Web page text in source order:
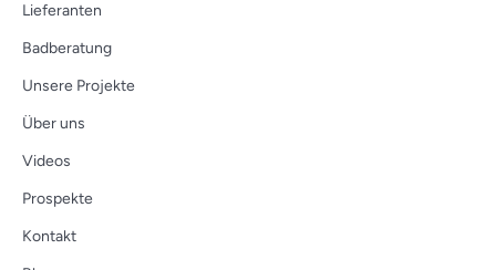
Lieferanten
Badberatung
Unsere Projekte
Über uns
Videos
Prospekte
Kontakt